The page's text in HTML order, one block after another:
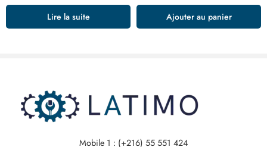
Lire la suite Ajouter au panier
Mobile 1 : (+216) 55 551 424